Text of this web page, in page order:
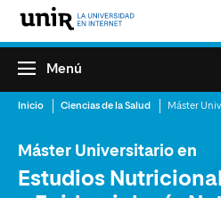
Menú
Inicio Ciencias de la Salud
Máster Universitario en
Estudios